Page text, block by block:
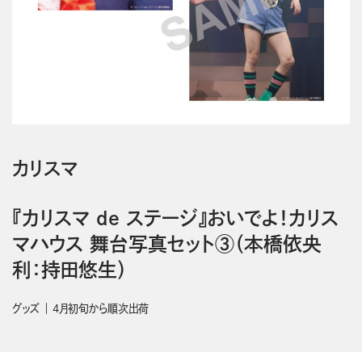
カリスマ
『カリスマ de ステージ』おいでよ！カリス
マハウス 舞台写真セット③（本橋依央
利：持田悠生）
グッズ 4月初旬から順次出荷